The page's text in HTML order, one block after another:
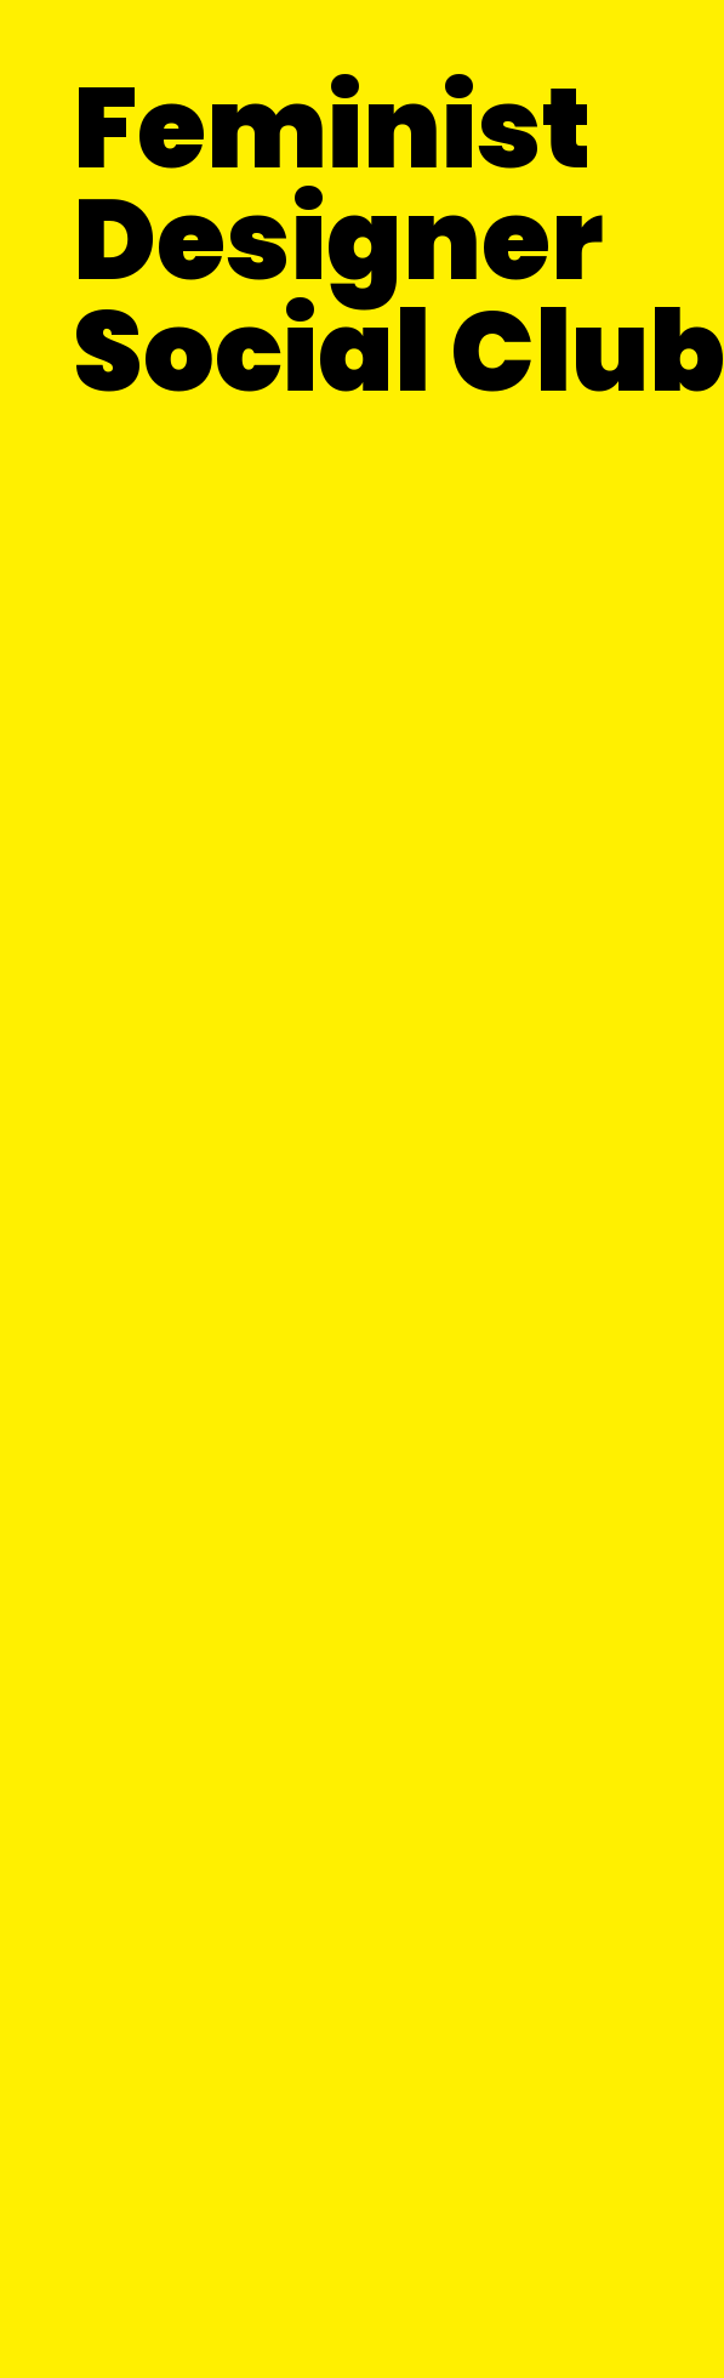
Feminist
Designer
Social Club